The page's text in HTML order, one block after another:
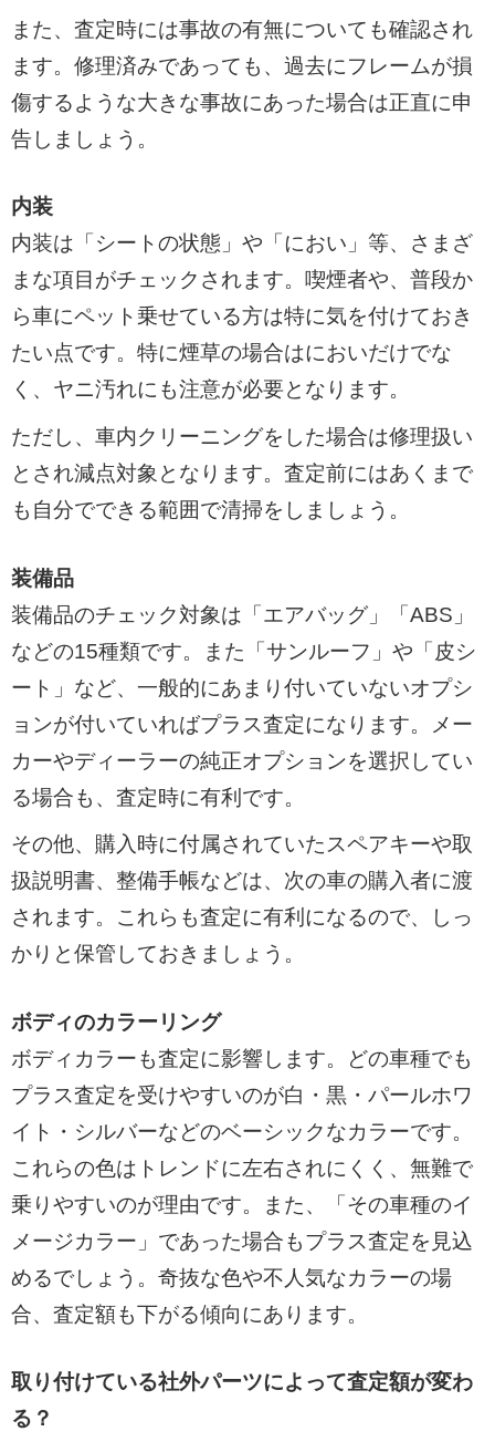
また、査定時には事故の有無についても確認され
ます。修理済みであっても、過去にフレームが損
傷するような大きな事故にあった場合は正直に申
告しましょう。
内装
内装は「シートの状態」や「におい」等、さまざ
まな項目がチェックされます。喫煙者や、普段か
ら車にペット乗せている方は特に気を付けておき
たい点です。特に煙草の場合はにおいだけでな
く、ヤニ汚れにも注意が必要となります。
ただし、車内クリーニングをした場合は修理扱い
とされ減点対象となります。査定前にはあくまで
も自分でできる範囲で清掃をしましょう。
装備品
装備品のチェック対象は「エアバッグ」「ABS」
などの15種類です。また「サンルーフ」や「皮シ
ート」など、一般的にあまり付いていないオプシ
ョンが付いていればプラス査定になります。メー
カーやディーラーの純正オプションを選択してい
る場合も、査定時に有利です。
その他、購入時に付属されていたスペアキーや取
扱説明書、整備手帳などは、次の車の購入者に渡
されます。これらも査定に有利になるので、しっ
かりと保管しておきましょう。
ボディのカラーリング
ボディカラーも査定に影響します。どの車種でも
プラス査定を受けやすいのが白・黒・パールホワ
イト・シルバーなどのベーシックなカラーです。
これらの色はトレンドに左右されにくく、無難で
乗りやすいのが理由です。また、「その車種のイ
メージカラー」であった場合もプラス査定を見込
めるでしょう。奇抜な色や不人気なカラーの場
合、査定額も下がる傾向にあります。
取り付けている社外パーツによって査定額が変わ
る？